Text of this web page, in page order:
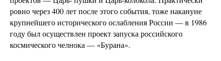
ровно через 400 лет после этого события, тоже накануне
крупнейшего исторического ослабления России — в 1986
году был осуществлен проект запуска российского
космического челнока — «Бурана».